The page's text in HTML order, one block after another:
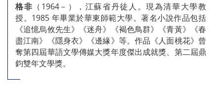
格非 （1964－），江蘇省丹徒人。現為清華大學教
授。1985 年畢業於華東師範大學。著名小說作品包括
《追憶烏攸先生》《迷舟》《褐色鳥群》《青黃》《春
盡江南》《隱身衣》《邊緣》等。作品《人面桃花》曾
奪第四屆華語文學傳媒大獎年度傑出成就獎、第二屆鼎
鈞雙年文學獎。